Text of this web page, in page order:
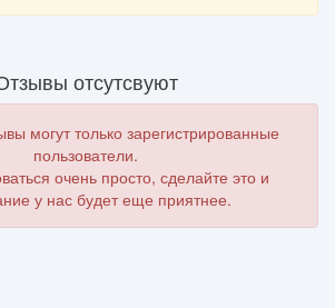
отсутсвуют
могут только зарегистрированные
пользователи.
очень просто, сделайте это и
у нас будет еще приятнее.